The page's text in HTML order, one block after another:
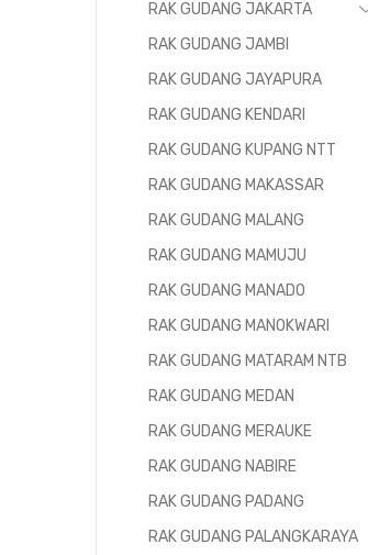
RAK GUDANG JAKARTA
RAK GUDANG JAMBI
RAK GUDANG JAYAPURA
RAK GUDANG KENDARI
RAK GUDANG KUPANG NTT
RAK GUDANG MAKASSAR
RAK GUDANG MALANG
RAK GUDANG MAMUJU
RAK GUDANG MANADO
RAK GUDANG MANOKWARI
RAK GUDANG MATARAM NTB
RAK GUDANG MEDAN
RAK GUDANG MERAUKE
RAK GUDANG NABIRE
RAK GUDANG PADANG
RAK GUDANG PALANGKARAYA